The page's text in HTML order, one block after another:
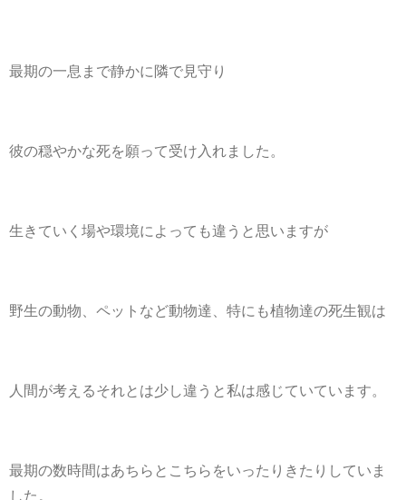
最期の一息まで静かに隣で見守り
彼の穏やかな死を願って受け入れました。
生きていく場や環境によっても違うと思いますが
野生の動物、ペットなど動物達、特にも植物達の死生観は
人間が考えるそれとは少し違うと私は感じていています。
最期の数時間はあちらとこちらをいったりきたりしていま
した。